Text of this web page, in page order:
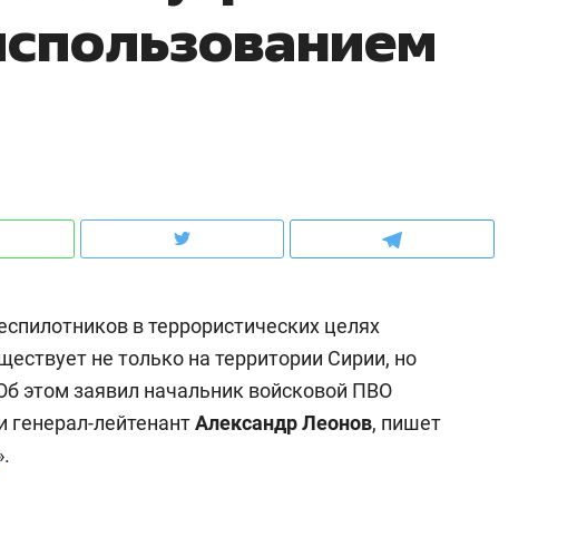
в террористических целях
не только на территории Сирии, но
этом заявил начальник войсковой ПВО
лейтенантАлександр Леонов, пишет
чем интересен Оман?
клиентах и чудных
Как выжить ребенку без
Салих хазрат